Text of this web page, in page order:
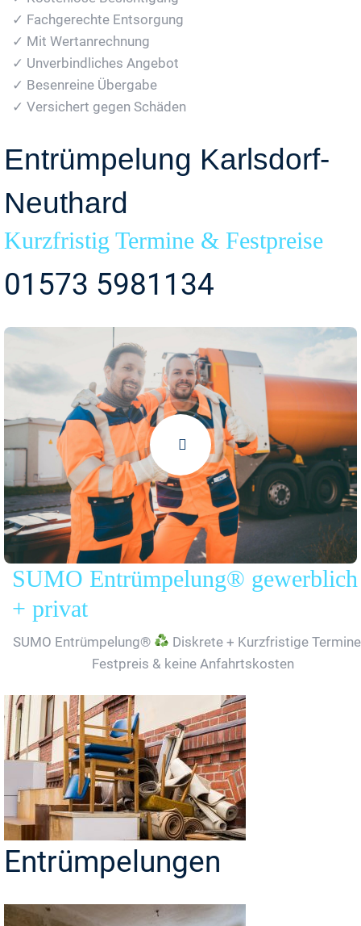
✓ Fachgerechte Entsorgung
✓ Mit Wertanrechnung
✓ Unverbindliches Angebot
✓ Besenreine Übergabe
✓ Versichert gegen Schäden
Entrümpelung Karlsdorf-
Neuthard
Kurzfristig Termine & Festpreise
01573 5981134
SUMO Entrümpelung® gewerblich
+ privat
SUMO Entrümpelung®
Diskrete + Kurzfristige
Festpreis & keine Anfahrtskosten
Entrümpelungen